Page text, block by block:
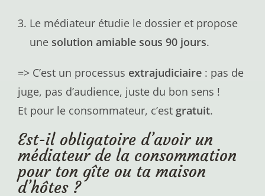
Le médiateur étudie le dossier et propose
une solution amiable sous 90 jours.
=> C’est un processus extrajudiciaire : pas de
juge, pas d’audience, juste du bon sens !
Et pour le consommateur, c’est gratuit.
Est-il obligatoire d’avoir un
médiateur de la consommation
pour ton gîte ou ta maison
d’hôtes ?